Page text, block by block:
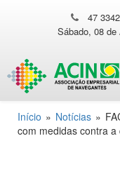
47
Sábado, 08
Início » Notícias»
com medidas contra a